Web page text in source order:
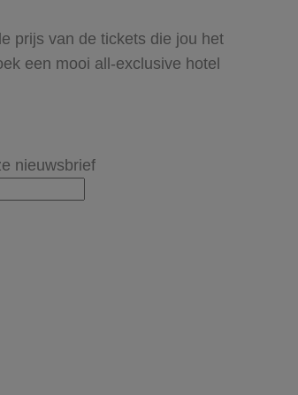
prijs van de tickets die jou het
een mooi all-exclusive hotel
nieuwsbrief